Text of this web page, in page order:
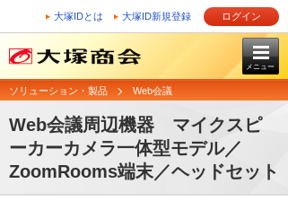
大塚IDとは 大塚ID新規登録 ログイン
メニュー
ソリューション・製品 Web会議
Web会議周辺機器 マイクスピ
ーカーカメラ一体型モデル／
ZoomRooms端末／ヘッドセット